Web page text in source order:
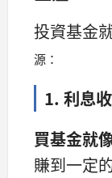
投資基金
源：
1. 利息
買基金就
賺到一定